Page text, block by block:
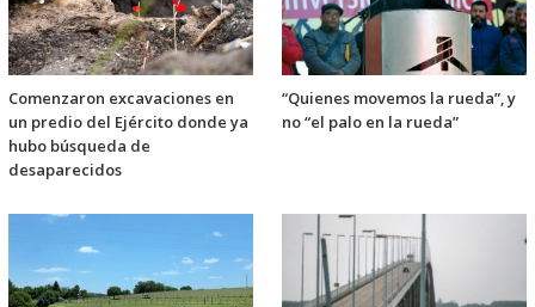
Comenzaron excavaciones en
un predio del Ejército donde ya
hubo búsqueda de
desaparecidos
“Quienes movemos la rueda”, y
no “el palo en la rueda”